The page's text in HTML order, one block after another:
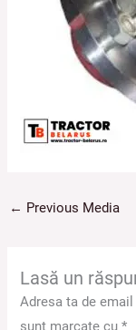
← Previous Media
Lasă un
Adresa ta de
sunt marcate cu*